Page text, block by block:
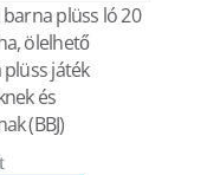
plüss ló 20
ölelhető
plüss játék
és
(BBJ)